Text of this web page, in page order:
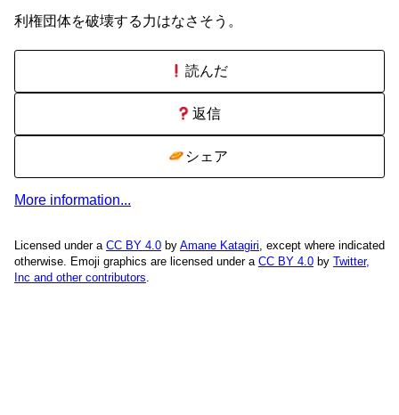
利権団体を破壊する力はなさそう。
読んだ
返信
シェア
More information...
Licensed under a CC BY 4.0 by Amane Katagiri, except where indicated
otherwise. Emoji graphics are licensed under a CC BY 4.0 by Twitter,
Inc and other contributors.